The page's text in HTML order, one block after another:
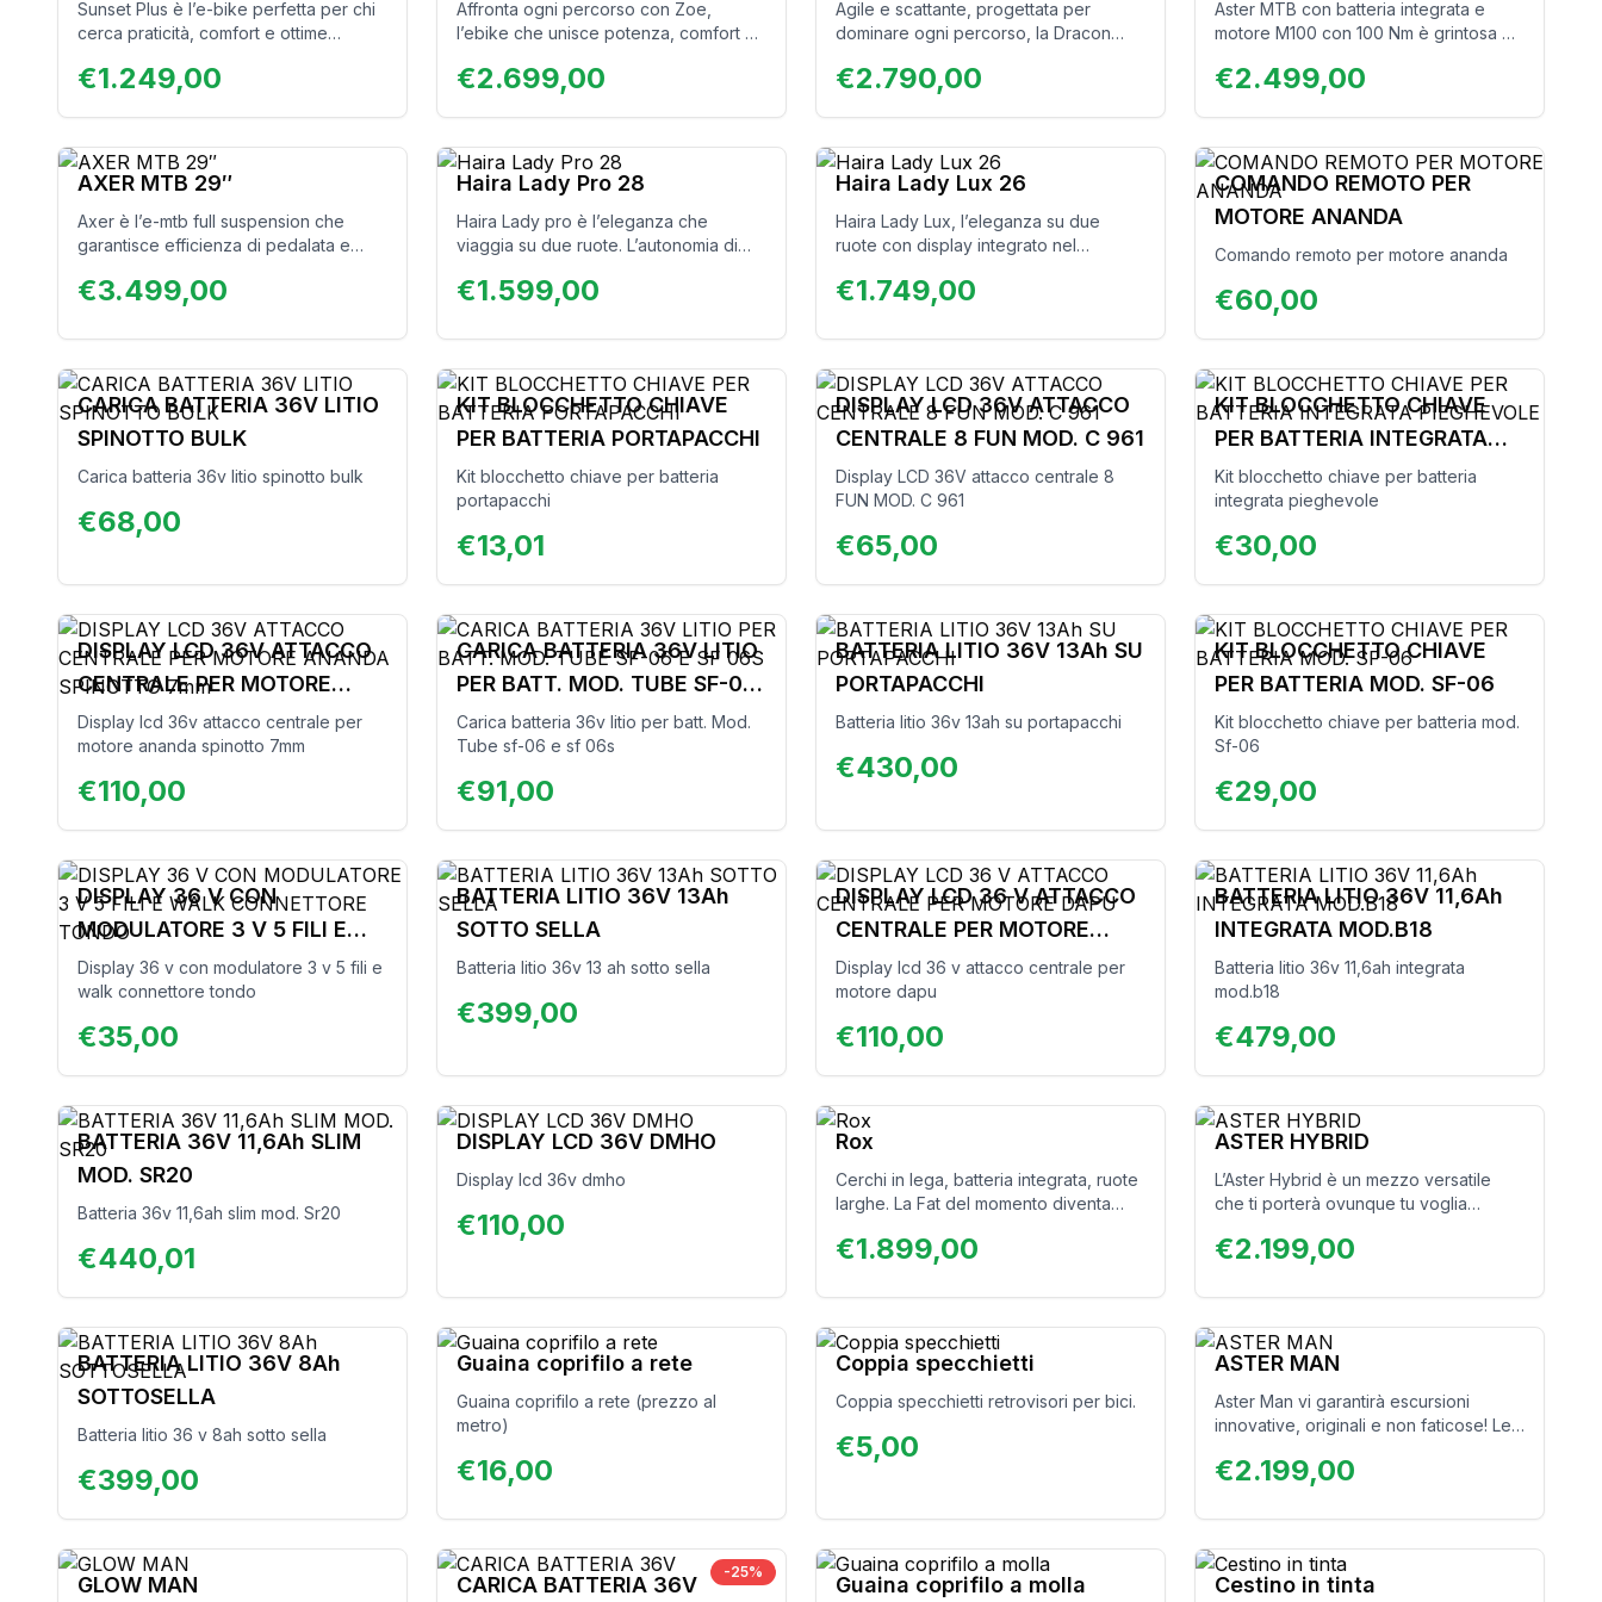
Sunset Plus è l’e-bike perfetta per chi
cerca praticità, comfort e ottime
batteria 14Ah garantiscono un
evoluzione di un nostro modello di e-
bike molto apprezzato, la Sunset, ha la
piacevolezza di guida, con il plus di
motore e batterie potenziati.
€1.249,00
Affronta ogni percorso con Zoe,
l’ebike che unisce potenza, comfort e
ed un design robusto, è perfetta per
Progettata per offrire prestazioni
elevate e un comfort senza pari, Zoe è
la scelta ideale per chi cerca
affidabilità e performance in ogni
avventura.
€2.699,00
Agile e scattante, progettata per
dominare ogni percorso, la Dracon
garantire prestazioni eccezionali su
€2.790,00
Aster MTB con batteria integrata e
motore M100 con 100 Nm è grintosa e
escursioni più emozionanti.
€2.499,00
AXER MTB 29″
Axer è l’e-mtb full suspension che
garantisce efficienza di pedalata e
motore centrale Ananda con 100 N/m e
massimo supporto nelle uscite più
impegnative. Design grintoso e
contemporaneo.
€3.499,00
Haira Lady Pro 28
Haira Lady pro è l’eleganza che
viaggia su due ruote. L’autonomia di
ideale per lunghe passeggiate o per
disponibile con ruote da 28″ e con
staffa e cestino di serie inclusi!
€1.599,00
Haira Lady Lux 26
Haira Lady Lux, l’eleganza su due
ruote con display integrato nel
Autonomia eccezionale per lunghe
Bellezza ed efficienza senza
compromessi, per chi cerca il meglio!
€1.749,00
COMANDO REMOTO PER
MOTORE ANANDA
Comando remoto per motore ananda
€60,00
CARICA BATTERIA 36V LITIO
SPINOTTO BULK
Carica batteria 36v litio spinotto bulk
€68,00
KIT BLOCCHETTO CHIAVE
PER BATTERIA PORTAPACCHI
Kit blocchetto chiave per batteria
portapacchi
€13,01
DISPLAY LCD 36V ATTACCO
CENTRALE 8 FUN MOD. C 961
Display LCD 36V attacco centrale 8
FUN MOD. C 961
€65,00
KIT BLOCCHETTO CHIAVE
PER BATTERIA INTEGRATA
PIEGHEVOLE
Kit blocchetto chiave per batteria
integrata pieghevole
€30,00
DISPLAY LCD 36V ATTACCO
CENTRALE PER MOTORE
ANANDA SPINOTTO 7mm
Display lcd 36v attacco centrale per
motore ananda spinotto 7mm
€110,00
CARICA BATTERIA 36V LITIO
PER BATT. MOD. TUBE SF-06
E SF 06S
Carica batteria 36v litio per batt. Mod.
Tube sf-06 e sf 06s
€91,00
BATTERIA LITIO 36V 13Ah SU
PORTAPACCHI
Batteria litio 36v 13ah su portapacchi
€430,00
KIT BLOCCHETTO CHIAVE
PER BATTERIA MOD. SF-06
Kit blocchetto chiave per batteria mod.
Sf-06
€29,00
DISPLAY 36 V CON
MODULATORE 3 V 5 FILI E
WALK CONNETTORE TONDO
Display 36 v con modulatore 3 v 5 fili e
walk connettore tondo
€35,00
BATTERIA LITIO 36V 13Ah
SOTTO SELLA
Batteria litio 36v 13 ah sotto sella
€399,00
DISPLAY LCD 36 V ATTACCO
CENTRALE PER MOTORE
DAPU
Display lcd 36 v attacco centrale per
motore dapu
€110,00
BATTERIA LITIO 36V 11,6Ah
INTEGRATA MOD.B18
Batteria litio 36v 11,6ah integrata
mod.b18
€479,00
BATTERIA 36V 11,6Ah SLIM
MOD. SR20
Batteria 36v 11,6ah slim mod. Sr20
€440,01
DISPLAY LCD 36V DMHO
Display lcd 36v dmho
€110,00
Rox
Cerchi in lega, batteria integrata, ruote
larghe. La Fat del momento diventa
Lasciatevi sedurre! Non passerete
€1.899,00
ASTER HYBRID
L’Aster Hybrid è un mezzo versatile
che ti porterà ovunque tu voglia
e confortevole, sempre pronta ad
chilometro.
€2.199,00
BATTERIA LITIO 36V 8Ah
SOTTOSELLA
Batteria litio 36 v 8ah sotto sella
€399,00
Guaina coprifilo a rete
Guaina coprifilo a rete (prezzo al
metro)
€16,00
Coppia specchietti
Coppia specchietti retrovisori per bici.
€5,00
ASTER MAN
Aster Man vi garantirà escursioni
innovative, originali e non faticose! Le
grazie alla potenza e all’assistenza
Ananda.
€2.199,00
GLOW MAN
-25%
CARICA BATTERIA 36V Guaina coprifilo a molla Cestino in tinta